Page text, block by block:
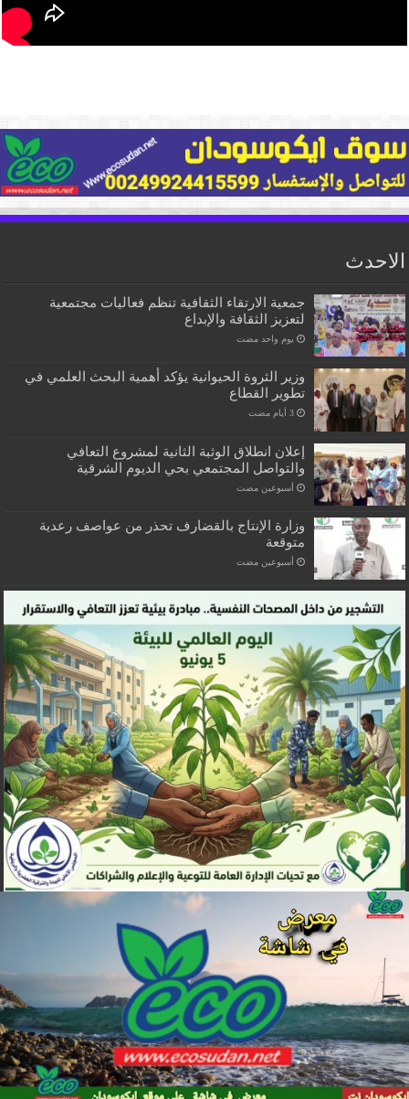
الاحدث
جمعية الارتقاء الثقافية تنظم فعاليات مجتمعية
لتعزيز الثقافة والإبداع
‏يوم واحد مضت
وزير الثروة الحيوانية يؤكد أهمية البحث العلمي في
تطوير القطاع
إعلان انطلاق الوثبة الثانية لمشروع التعافي
والتواصل المجتمعي بحي الديوم الشرقية
‏أسبوعين مضت
وزارة الإنتاج بالقضارف تحذر من عواصف رعدية
متوقعة
‏أسبوعين مضت